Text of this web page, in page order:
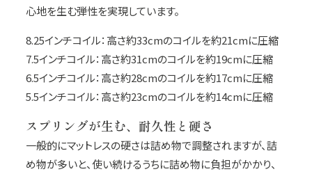
心地を生む弾性を実現しています。
8.25インチコイル：高さ約33cmのコイルを約21cmに圧縮
7.5インチコイル：高さ約31cmのコイルを約19cmに圧縮
6.5インチコイル：高さ約28cmのコイルを約17cmに圧縮
5.5インチコイル：高さ約23cmのコイルを約14cmに圧縮
スプリングが生む、耐久性と硬さ
一般的にマットレスの硬さは詰め物で調整されますが、詰
め物が多いと、使い続けるうちに詰め物に負担がかかり、